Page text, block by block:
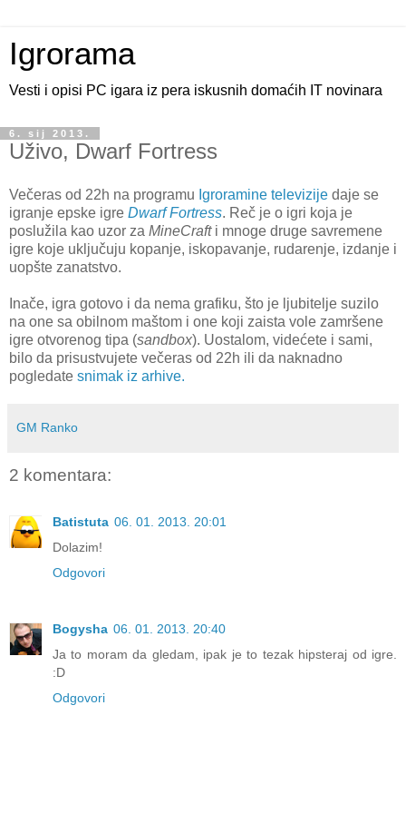
Igrorama
Vesti i opisi PC igara iz pera iskusnih domaćih IT novinara
6. sij 2013.
Uživo, Dwarf Fortress
Večeras od 22h na programu Igroramine televizije daje se
igranje epske igre Dwarf Fortress. Reč je o igri koja je
poslužila kao uzor za MineCraft i mnoge druge savremene
igre koje uključuju kopanje, iskopavanje, rudarenje, izdanje i
uopšte zanatstvo.
Inače, igra gotovo i da nema grafiku, što je ljubitelje suzilo
na one sa obilnom maštom i one koji zaista vole zamršene
igre otvorenog tipa (sandbox). Uostalom, videćete i sami,
bilo da prisustvujete večeras od 22h ili da naknadno
pogledate snimak iz arhive.
GM Ranko
2 komentara:
Batistuta 06. 01. 2013. 20:01
Dolazim!
Odgovori
Bogysha 06. 01. 2013. 20:40
Ja to moram da gledam, ipak je to tezak hipsteraj od igre.
:D
Odgovori